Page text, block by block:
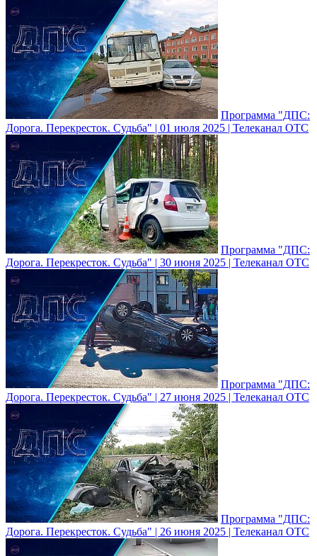
Программа "ДПС:
Дорога. Перекресток. Судьба" | 01 июля 2025 | Телеканал ОТС
Программа "ДПС:
Дорога. Перекресток. Судьба" | 30 июня 2025 | Телеканал ОТС
Программа "ДПС:
Дорога. Перекресток. Судьба" | 27 июня 2025 | Телеканал ОТС
Программа "ДПС:
Дорога. Перекресток. Судьба" | 26 июня 2025 | Телеканал ОТС